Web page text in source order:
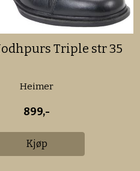
Triple str 35
Heimer
899,-
Kjøp